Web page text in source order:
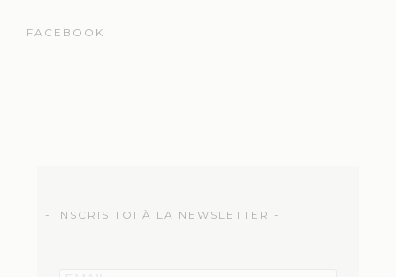
FACEBOOK
- INSCRIS TOI À LA NEWSLETTER -